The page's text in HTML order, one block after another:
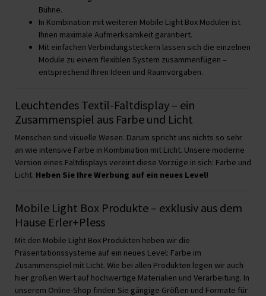
Bühne.
In Kombination mit weiteren Mobile Light Box Modulen ist
Ihnen maximale Aufmerksamkeit garantiert.
Mit einfachen Verbindungsteckern lassen sich die einzelnen
Module zu einem flexiblen System zusammenfügen –
entsprechend Ihren Ideen und Raumvorgaben.
Leuchtendes Textil-Faltdisplay – ein
Zusammenspiel aus Farbe und Licht
Menschen sind visuelle Wesen. Darum spricht uns nichts so sehr
an wie intensive Farbe in Kombination mit Licht. Unsere moderne
Version eines Faltdisplays vereint diese Vorzüge in sich: Farbe und
Licht. Heben Sie Ihre Werbung auf ein neues Level!
Mobile Light Box Produkte – exklusiv aus dem
Hause Erler+Pless
Mit den Mobile Light Box Produkten heben wir die
Präsentationssysteme auf ein neues Level: Farbe im
Zusammenspiel mit Licht. Wie bei allen Produkten legen wir auch
hier großen Wert auf hochwertige Materialien und Verarbeitung. In
unserem Online-Shop finden Sie gängige Größen und Formate für